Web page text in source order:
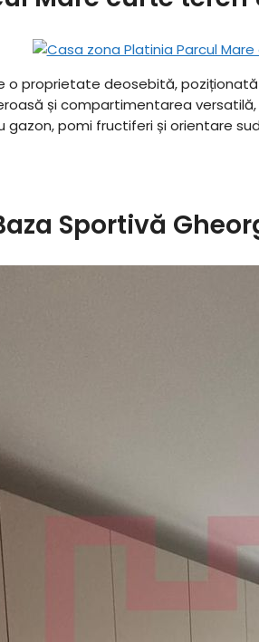
o proprietate deosebită,
și compartimentarea
pomi fructiferi și orientare
Sportivă